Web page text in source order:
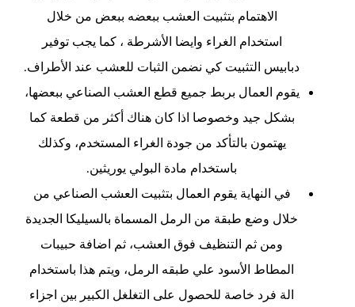
الاهتمام بتثبيت العشب ببعضه ببعض من خلال
استخدام الغراء وايضا الأشرطة ، كما يجب توفير
دبابيس التثبيت كي نضمن الثبات للعشب عند الأطراف.
يقوم العمال بربط جميع قطع العشب الصناعي ببعضها،
بشكل جيد وخصوصا اذا كان هناك أكثر من قطعة كما
يهتمون بالتأكد من جودة الغراء المستخدم، وكذلك
باستخدام مادة البولي يوريثين.
في النهاية يقوم العمال بتثبيت العشب الصناعي من
خلال وضع طبقة من الرمل المسماة بالسيليكا الجديدة
ومن ثم التنظيف فوق العشب، ثم اضافة حبيبات
المطاط الأسود علي طبقه الرمل، ويتم هذا باستخدام
الة فرد خاصة للحصول على التغلغل الكبير بين اجزاء